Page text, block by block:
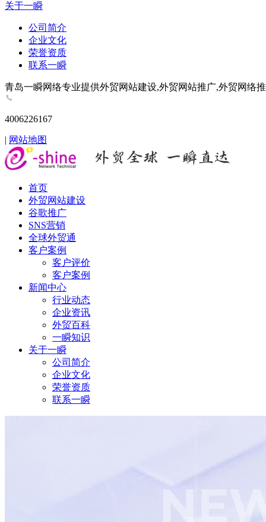
关于一瞬
公司简介
企业文化
荣誉资质
联系一瞬
青岛一瞬网络专业提供外贸网站建设,外贸网站推广,外贸网络
4006226167
| 网站地图
首页
外贸网站建设
谷歌推广
SNS营销
全球外贸通
客户案例
客户评价
客户案例
新闻中心
行业动态
企业资讯
外贸百科
一瞬知识
关于一瞬
公司简介
企业文化
荣誉资质
联系一瞬